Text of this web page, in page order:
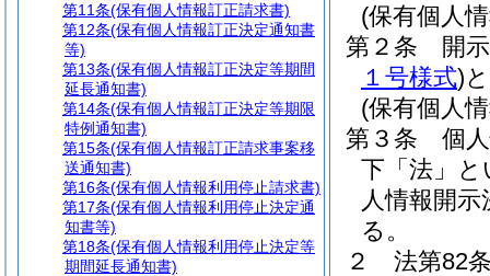
(保有個人
第２条
開
１号様式)
(保有個人
第３条
個
下「法」と
人情報開
る。
２
法第82
第11条(保有個人情報訂正請求書)
第12条(保有個人情報訂正決定通知書
等)
第13条(保有個人情報訂正決定等期間
延長通知書)
第14条(保有個人情報訂正決定等期限
特例通知書)
第15条(保有個人情報訂正請求事案移
送通知書)
第16条(保有個人情報利用停止請求書)
第17条(保有個人情報利用停止決定通
知書等)
第18条(保有個人情報利用停止決定等
期間延長通知書)